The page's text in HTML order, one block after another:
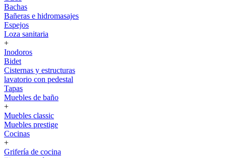
Bachas
Bañeras e hidromasajes
Espejos
Loza sanitaria
+
Inodoros
Bidet
Cisternas y estructuras
lavatorio con pedestal
Tapas
Muebles de baño
+
Muebles classic
Muebles prestige
Cocinas
+
Grifería de cocina